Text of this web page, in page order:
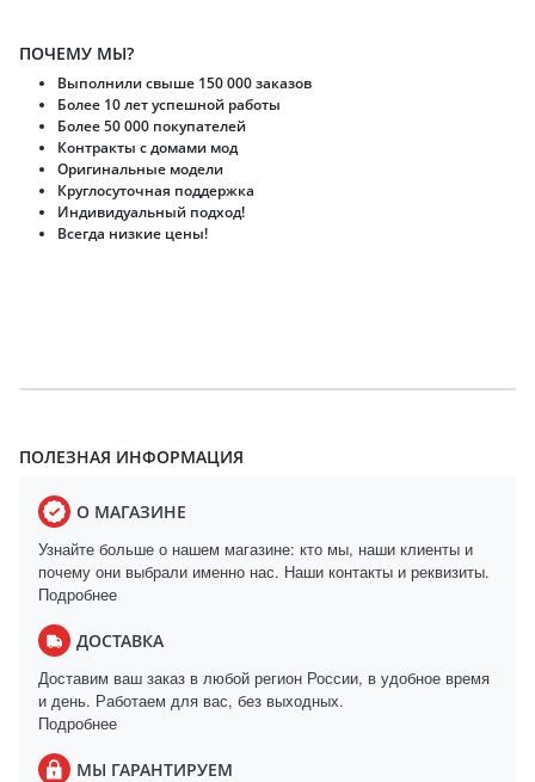
ПОЧЕМУ МЫ?
Выполнили свыше 150 000 заказов
Более 10 лет успешной работы
Более 50 000 покупателей
Контракты с домами мод
Оригинальные модели
Круглосуточная поддержка
Индивидуальный подход!
Всегда низкие цены!
ПОЛЕЗНАЯ ИНФОРМАЦИЯ
О МАГАЗИНЕ
Узнайте больше о нашем магазине: кто мы, наши клиенты и
почему они выбрали именно нас. Наши контакты и реквизиты.
Подробнее
ДОСТАВКА
Доставим ваш заказ в любой регион России, в удобное время
и день. Работаем для вас, без выходных.
Подробнее
МЫ ГАРАНТИРУЕМ